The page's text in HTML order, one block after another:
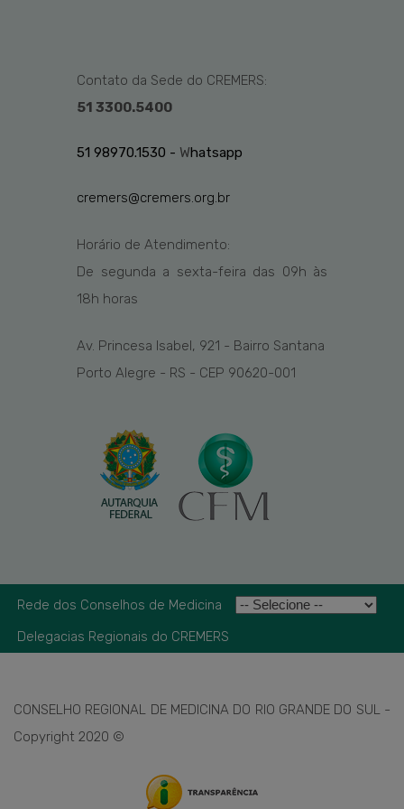
Contato da Sede do CREMERS:
51 3300.5400
51 98970.1530 - Whatsapp
cremers@cremers.org.br
Horário de Atendimento:
De segunda a sexta-feira das 09h às
18h horas
Av. Princesa Isabel, 921 - Bairro Santana
Porto Alegre - RS - CEP 90620-001
Rede dos Conselhos de Medicina
Delegacias Regionais do CREMERS
CONSELHO REGIONAL DE MEDICINA DO RIO GRANDE DO SUL -
Copyright 2020 ©